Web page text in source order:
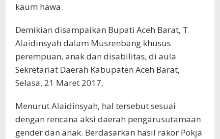
kaum hawa.
Demikian disampaikan Bupati Aceh Barat, T
Alaidinsyah dalam Musrenbang khusus
perempuan, anak dan disabilitas, di aula
Sekretariat Daerah Kabupaten Aceh Barat,
Selasa, 21 Maret 2017.
Menurut Alaidinsyah, hal tersebut sesuai
dengan rencana aksi daerah pengarusutamaan
gender dan anak. Berdasarkan hasil rakor Pokja